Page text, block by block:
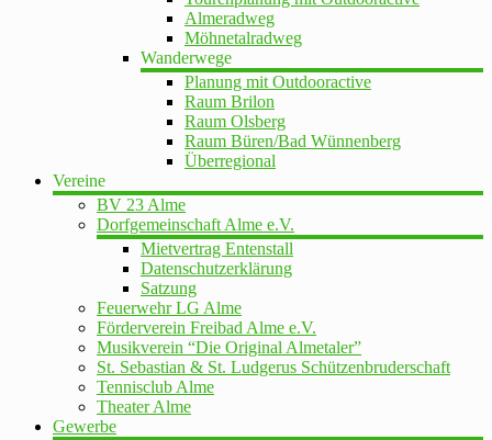
Almeradweg
Möhnetalradweg
Wanderwege
Planung mit Outdooractive
Raum Brilon
Raum Olsberg
Raum Büren/Bad Wünnenberg
Überregional
Vereine
BV 23 Alme
Dorfgemeinschaft Alme e.V.
Mietvertrag Entenstall
Datenschutzerklärung
Satzung
Feuerwehr LG Alme
Förderverein Freibad Alme e.V.
Musikverein “Die Original Almetaler”
St. Sebastian & St. Ludgerus Schützenbruderschaft
Tennisclub Alme
Theater Alme
Gewerbe